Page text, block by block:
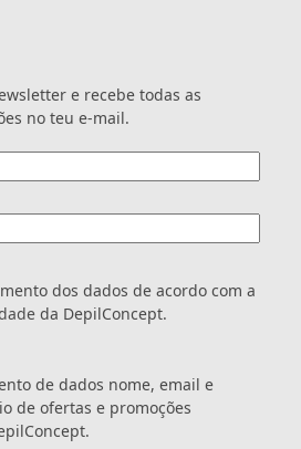
e recebe todas as
no teu e-mail.
dos dados de acordo com a
da DepilConcept.
de dados nome, email e
de ofertas e promoções